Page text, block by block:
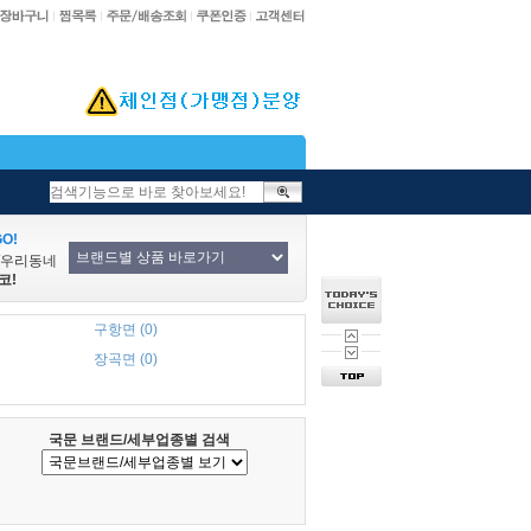
리동네
!
구항면 (0)
장곡면 (0)
국문 브랜드/세부업종별 검색